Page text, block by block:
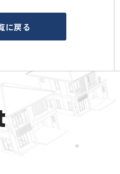
に戻る